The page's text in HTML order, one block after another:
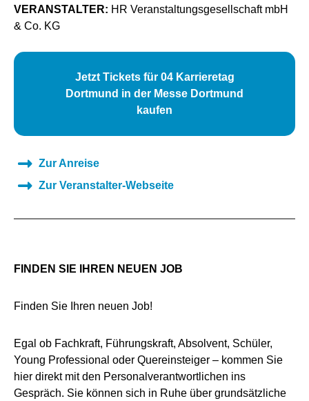
VERANSTALTER: HR Veranstaltungsgesellschaft mbH
& Co. KG
Jetzt Tickets für 04 Karrieretag
Dortmund in der Messe Dortmund
kaufen
Zur Anreise
Zur Veranstalter-Webseite
FINDEN SIE IHREN NEUEN JOB
Finden Sie Ihren neuen Job!
Egal ob Fachkraft, Führungskraft, Absolvent, Schüler,
Young Professional oder Quereinsteiger – kommen Sie
hier direkt mit den Personalverantwortlichen ins
Gespräch. Sie können sich in Ruhe über grundsätzliche